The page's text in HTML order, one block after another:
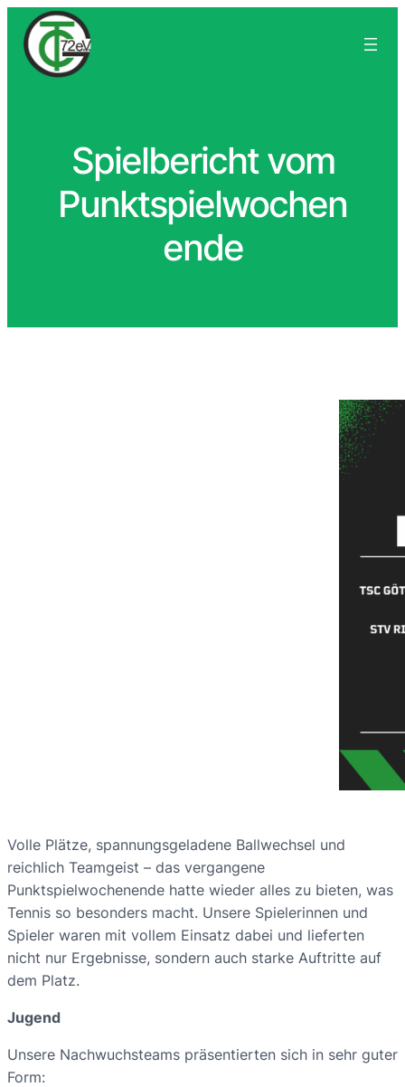
Spielbericht vom
Punktspielwochen
ende
Volle Plätze, spannungsgeladene Ballwechsel und
reichlich Teamgeist – das vergangene
Punktspielwochenende hatte wieder alles zu bieten, was
Tennis so besonders macht. Unsere Spielerinnen und
Spieler waren mit vollem Einsatz dabei und lieferten
nicht nur Ergebnisse, sondern auch starke Auftritte auf
dem Platz.
Jugend
Unsere Nachwuchsteams präsentierten sich in sehr guter
Form: